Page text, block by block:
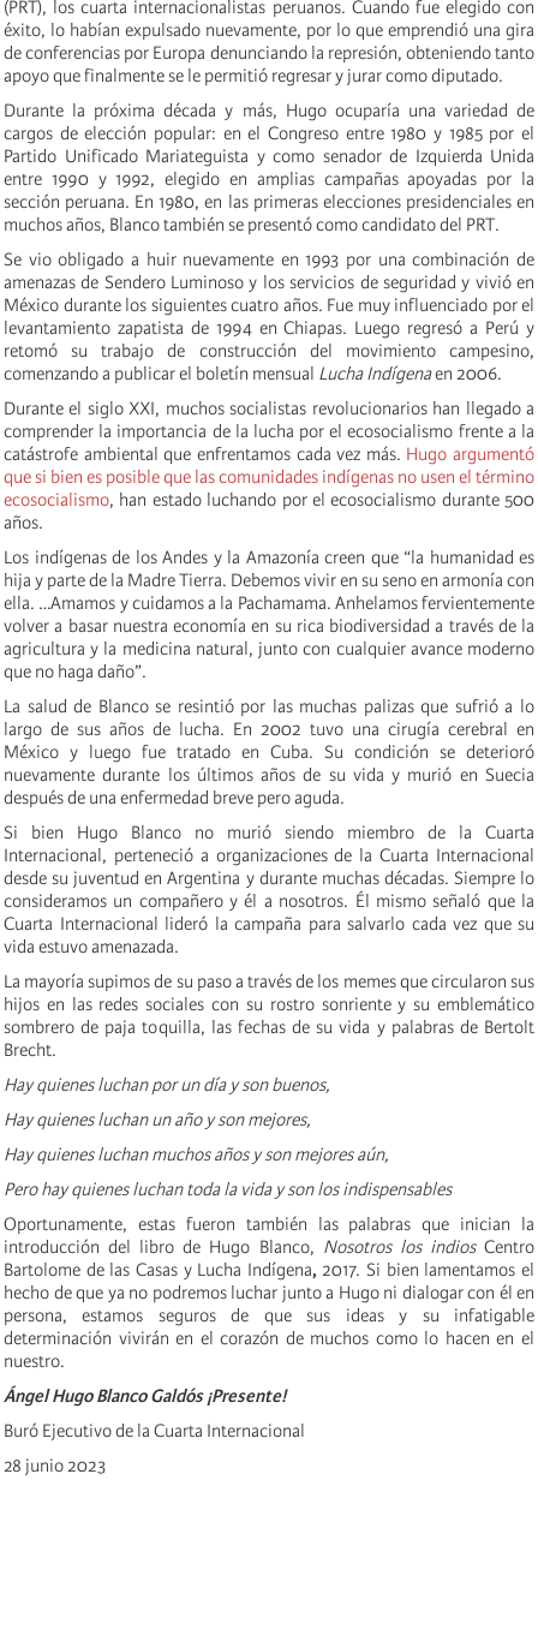
(PRT), los cuarta internacionalistas peruanos. Cuando fue elegido con
éxito, lo habían expulsado nuevamente, por lo que emprendió una gira
de conferencias por Europa denunciando la represión, obteniendo tanto
apoyo que finalmente se le permitió regresar y jurar como diputado.
Durante la próxima década y más, Hugo ocuparía una variedad de
cargos de elección popular: en el Congreso entre 1980 y 1985 por el
Partido Unificado Mariateguista y como senador de Izquierda Unida
entre 1990 y 1992, elegido en amplias campañas apoyadas por la
sección peruana. En 1980, en las primeras elecciones presidenciales en
muchos años, Blanco también se presentó como candidato del PRT.
Se vio obligado a huir nuevamente en 1993 por una combinación de
amenazas de Sendero Luminoso y los servicios de seguridad y vivió en
México durante los siguientes cuatro años. Fue muy influenciado por el
levantamiento zapatista de 1994 en Chiapas. Luego regresó a Perú y
retomó su trabajo de construcción del movimiento campesino,
comenzando a publicar el boletín mensual Lucha Indígenaen 2006.
Durante el siglo XXI, muchos socialistas revolucionarios han llegado a
comprender la importancia de la lucha por el ecosocialismo frente a la
catástrofe ambiental que enfrentamos cada vez más. Hugo argumentó
que si bien es posible que las comunidades indígenas no usen el término
ecosocialismo, han estado luchando por el ecosocialismo durante 500
años.
Los indígenas de los Andes y la Amazonía creen que “la humanidad es
hija y parte de la Madre Tierra. Debemos vivir en su seno en armonía con
ella. …Amamos y cuidamos a la Pachamama. Anhelamos fervientemente
volver a basar nuestra economía en su rica biodiversidad a través de la
agricultura y la medicina natural, junto con cualquier avance moderno
que no haga daño”.
La salud de Blanco se resintió por las muchas palizas que sufrió a lo
largo de sus años de lucha. En 2002 tuvo una cirugía cerebral en
México y luego fue tratado en Cuba. Su condición se deterioró
nuevamente durante los últimos años de su vida y murió en Suecia
después de una enfermedad breve pero aguda.
Si bien Hugo Blanco no murió siendo miembro de la Cuarta
Internacional, perteneció a organizaciones de la Cuarta Internacional
desde su juventud en Argentina y durante muchas décadas. Siempre lo
consideramos un compañero y él a nosotros. Él mismo señaló que la
Cuarta Internacional lideró la campaña para salvarlo cada vez que su
vida estuvo amenazada.
La mayoría supimos de su paso a través de los memes que circularon sus
hijos en las redes sociales con su rostro sonriente y su emblemático
sombrero de paja toquilla, las fechas de su vida y palabras de Bertolt
Brecht.
Hay quienes luchan por un día y son buenos,
Hay quienes luchan un año y son mejores,
Hay quienes luchan muchos años y son mejores aún,
Pero hay quienes luchan toda la vida y son los indispensables
Oportunamente, estas fueron también las palabras que inician la
introducción del libro de Hugo Blanco, Nosotros los indiosCentro
Bartolome de las Casas y Lucha Indígena,2017. Si bien lamentamos el
hecho de que ya no podremos luchar junto a Hugo ni dialogar con él en
persona, estamos seguros de que sus ideas y su infatigable
determinación vivirán en el corazón de muchos como lo hacen en el
nuestro.
Ángel Hugo Blanco Galdós ¡Presente!
Buró Ejecutivo de la Cuarta Internacional
28 junio 2023